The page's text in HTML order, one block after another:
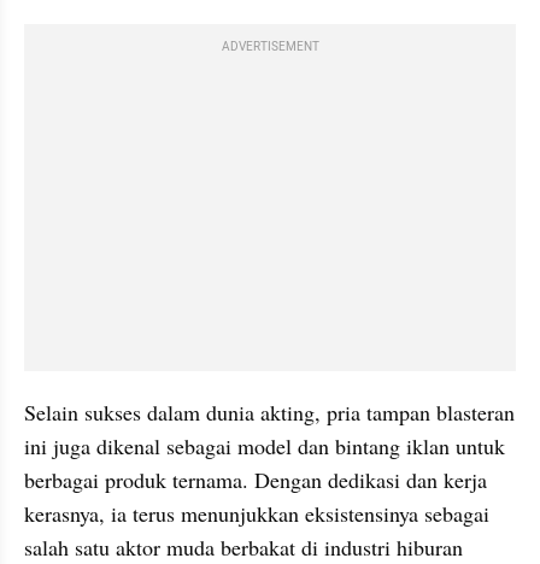
ADVERTISEMENT
Selain sukses dalam dunia akting, pria tampan blasteran
ini juga dikenal sebagai model dan bintang iklan untuk
berbagai produk ternama. Dengan dedikasi dan kerja
kerasnya, ia terus menunjukkan eksistensinya sebagai
salah satu aktor muda berbakat di industri hiburan